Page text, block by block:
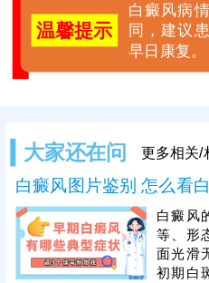
温馨提示
白癜风病
同，建议
早日康复。
大家还在问 更多相关/
白癜风图片鉴别 怎么看
白癜风
等、形
面光滑
初期白